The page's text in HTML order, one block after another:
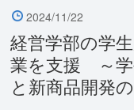
2024/11/22
経営学部の学
業を支援 ～学
と新商品開発